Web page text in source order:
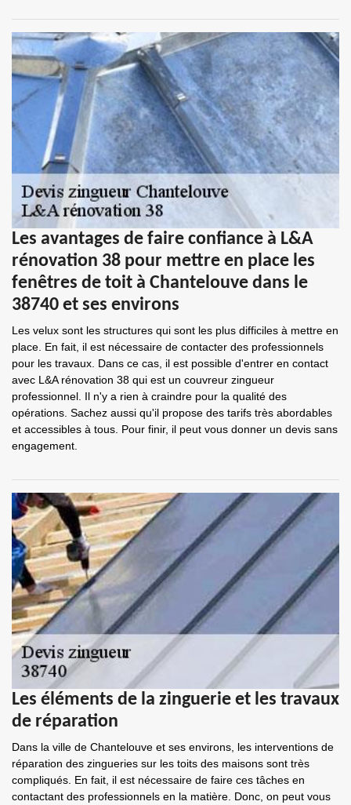
Les avantages de faire confiance à L&A
rénovation 38 pour mettre en place les
fenêtres de toit à Chantelouve dans le
38740 et ses environs
Les velux sont les structures qui sont les plus difficiles à mettre en
place. En fait, il est nécessaire de contacter des professionnels
pour les travaux. Dans ce cas, il est possible d'entrer en contact
avec L&A rénovation 38 qui est un couvreur zingueur
professionnel. Il n'y a rien à craindre pour la qualité des
opérations. Sachez aussi qu'il propose des tarifs très abordables
et accessibles à tous. Pour finir, il peut vous donner un devis sans
engagement.
Les éléments de la zinguerie et les travaux
de réparation
Dans la ville de Chantelouve et ses environs, les interventions de
réparation des zingueries sur les toits des maisons sont très
compliqués. En fait, il est nécessaire de faire ces tâches en
contactant des professionnels en la matière. Donc, on peut vous